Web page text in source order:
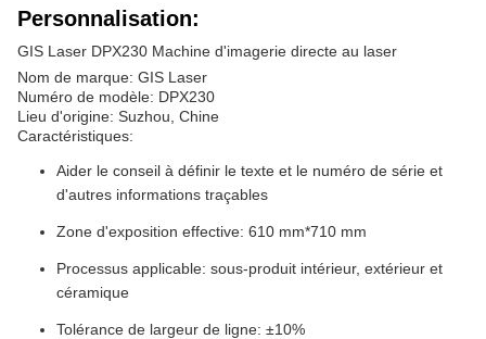
Personnalisation:
GIS Laser DPX230 Machine d'imagerie directe au laser
Nom de marque: GIS Laser
Numéro de modèle: DPX230
Lieu d'origine: Suzhou, Chine
Caractéristiques:
Aider le conseil à définir le texte et le numéro de série et
d'autres informations traçables
Zone d'exposition effective: 610 mm*710 mm
Processus applicable: sous-produit intérieur, extérieur et
céramique
Tolérance de largeur de ligne: ±10%